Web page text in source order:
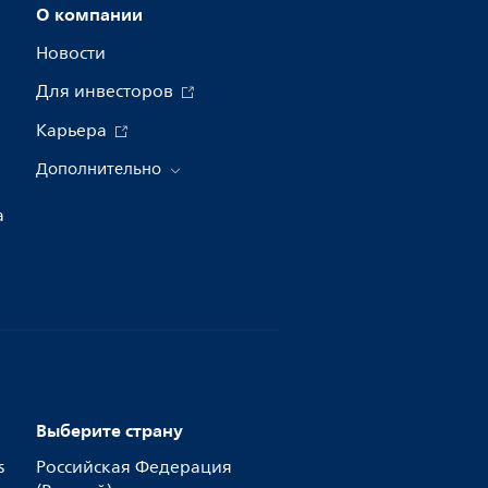
О компании
Новости
Для инвесторов
Карьера
Дополнительно
Выберите страну
Российская Федерация